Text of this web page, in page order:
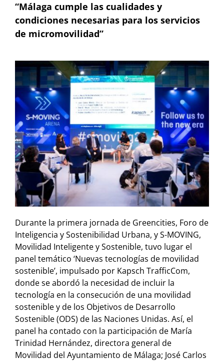
“Málaga cumple las cualidades y
condiciones necesarias para los servicios
de micromovilidad”
Durante la primera jornada de Greencities, Foro de
Inteligencia y Sostenibilidad Urbana, y S-MOVING,
Movilidad Inteligente y Sostenible, tuvo lugar el
panel temático ‘Nuevas tecnologías de movilidad
sostenible’, impulsado por Kapsch TrafficCom,
donde se abordó la necesidad de incluir la
tecnología en la consecución de una movilidad
sostenible y de los Objetivos de Desarrollo
Sostenible (ODS) de las Naciones Unidas. Así, el
panel ha contado con la participación de María
Trinidad Hernández, directora general de
Movilidad del Ayuntamiento de Málaga; José Carlos